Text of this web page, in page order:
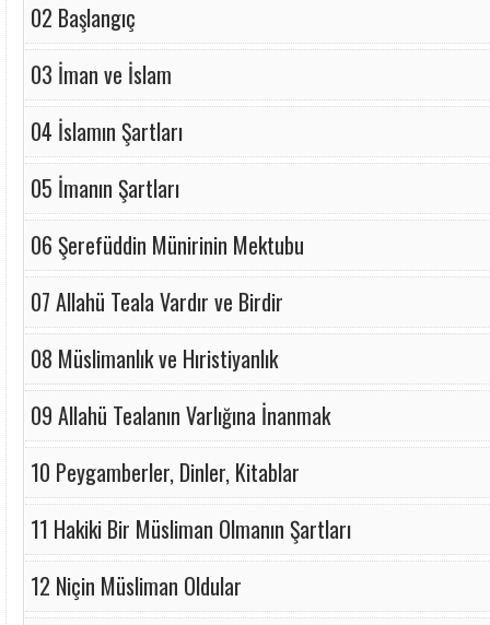
02 Başlangıç
03 İman ve İslam
04 İslamın Şartları
05 İmanın Şartları
06 Şerefüddin Münirinin Mektubu
07 Allahü Teala Vardır ve Birdir
08 Müslimanlık ve Hıristiyanlık
09 Allahü Tealanın Varlığına İnanmak
10 Peygamberler, Dinler, Kitablar
11 Hakiki Bir Müsliman Olmanın Şartları
12 Niçin Müsliman Oldular